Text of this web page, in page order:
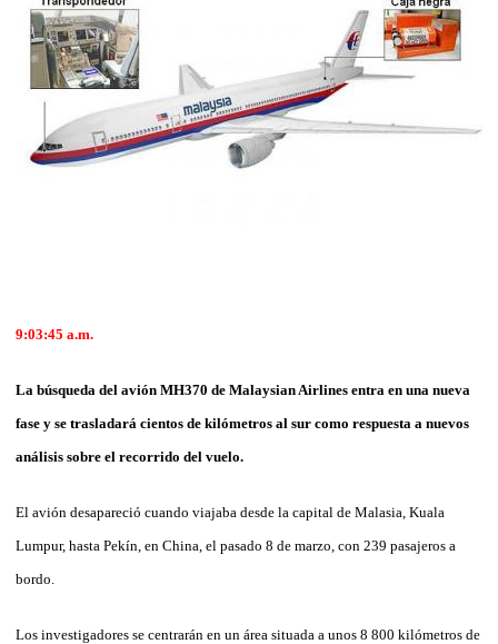
9:03:45 a.m.
La búsqueda del avión MH370 de Malaysian Airlines entra en una nueva
fase y se trasladará cientos de kilómetros al sur como respuesta a nuevos
análisis sobre el recorrido del vuelo.
El avión desapareció cuando viajaba desde la capital de Malasia, Kuala
Lumpur, hasta Pekín, en Chi­na, el pasado 8 de marzo, con 239 pasajeros a
bordo.
Los investigadores se centrarán en un área situada a unos 8 800 kilómetros de